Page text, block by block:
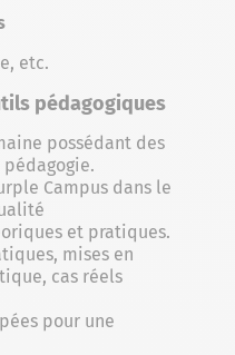
etc.
pédagogiques
possédant des
Campus dans le
et pratiques.
mises en
cas réels
pour une